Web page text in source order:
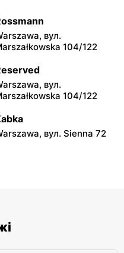
9A
вул.
104/122
вул.
104/122
вул. Sienna 72